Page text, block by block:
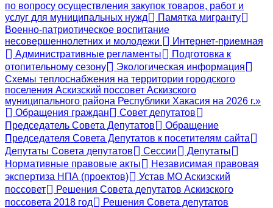
по вопросу осуществления закупок товаров, работ и
услуг для муниципальных нужд
Памятка мигранту
Военно-патриотическое воспитание
несовершеннолетних и молодежи
Интернет-приемная
Административные регламенты
Подготовка к
отопительному сезону
Экологическая информация
Схемы теплоснабжения на территории городского
поселения Аскизский поссовет Аскизского
муниципального района Республики Хакасия на 2026 г.»
Обращения граждан
Совет депутатов
Председатель Совета Депутатов
Обращение
Председателя Совета Депутатов к посетителям сайта
Депутаты Совета депутатов
Сессии
Депутаты
Нормативные правовые акты
Независимая правовая
экспертиза НПА (проектов)
Устав МО Аскизский
поссовет
Решения Совета депутатов Аскизского
поссовета 2018 год
Решения Совета депутатов